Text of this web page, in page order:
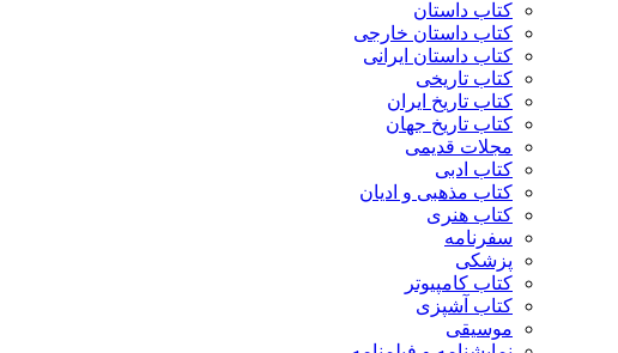
کتاب داستان
کتاب داستان خارجی
کتاب داستان ایرانی
کتاب تاریخی
کتاب تاریخ ایران
کتاب تاریخ جهان
مجلات قدیمی
کتاب ادبی
کتاب مذهبی و ادیان
کتاب هنری
سفرنامه
پزشکی
کتاب کامپیوتر
کتاب آشپزی
موسیقی